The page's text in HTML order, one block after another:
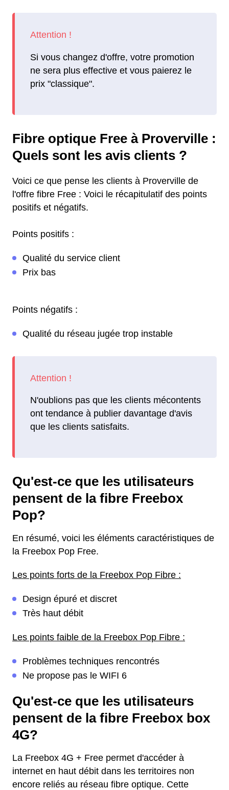
Si vous changez d'offre, votre promotion
ne sera plus effective et vous paierez le
prix "classique".
Fibre optique Free à Proverville :
Quels sont les avis clients ?
Voici ce que pense les clients à Proverville de
l'offre fibre Free : Voici le récapitulatif des points
positifs et négatifs.
Points positifs :
Qualité du service client
Prix bas
Points négatifs :
Qualité du réseau jugée trop instable
N'oublions pas que les clients mécontents
ont tendance à publier davantage d'avis
que les clients satisfaits.
Qu'est-ce que les utilisateurs
pensent de la fibre Freebox
Pop?
En résumé, voici les éléments caractéristiques de
la Freebox Pop Free.
Les points forts de la Freebox Pop Fibre :
Design épuré et discret
Très haut débit
Les points faible de la Freebox Pop Fibre :
Problèmes techniques rencontrés
Ne propose pas le WIFI 6
Qu'est-ce que les utilisateurs
pensent de la fibre Freebox box
4G?
La Freebox 4G + Free permet d'accéder à
internet en haut débit dans les territoires non
encore reliés au réseau fibre optique. Cette